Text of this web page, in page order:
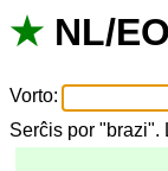
★ NL/EO
Vorto:
Serĉis por "brazi".